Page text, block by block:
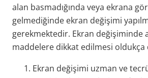
alan basmadığında veya ekrana
gelmediğinde ekran değişimi
gerekmektedir. Ekran değişiminde
maddelere dikkat edilmesi
Ekran değişimi uzman ve